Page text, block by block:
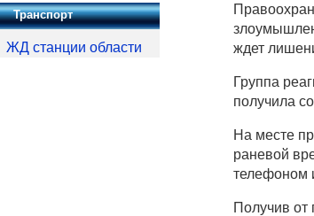
ждет
Группа
получила
На месте
раневой
телефоном
Получив
Транспорт
ЖД станции области